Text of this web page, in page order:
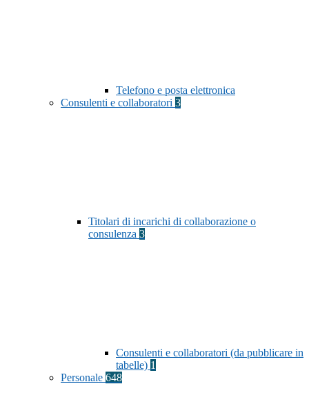
Telefono e posta elettronica
Consulenti e collaboratori 3
Titolari di incarichi di collaborazione o
consulenza 3
Consulenti e collaboratori (da pubblicare in
tabelle) 1
Personale 648